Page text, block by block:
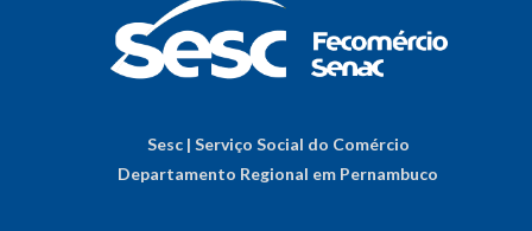
Sesc | Serviço Social do Comércio
Departamento Regional em Pernambuco